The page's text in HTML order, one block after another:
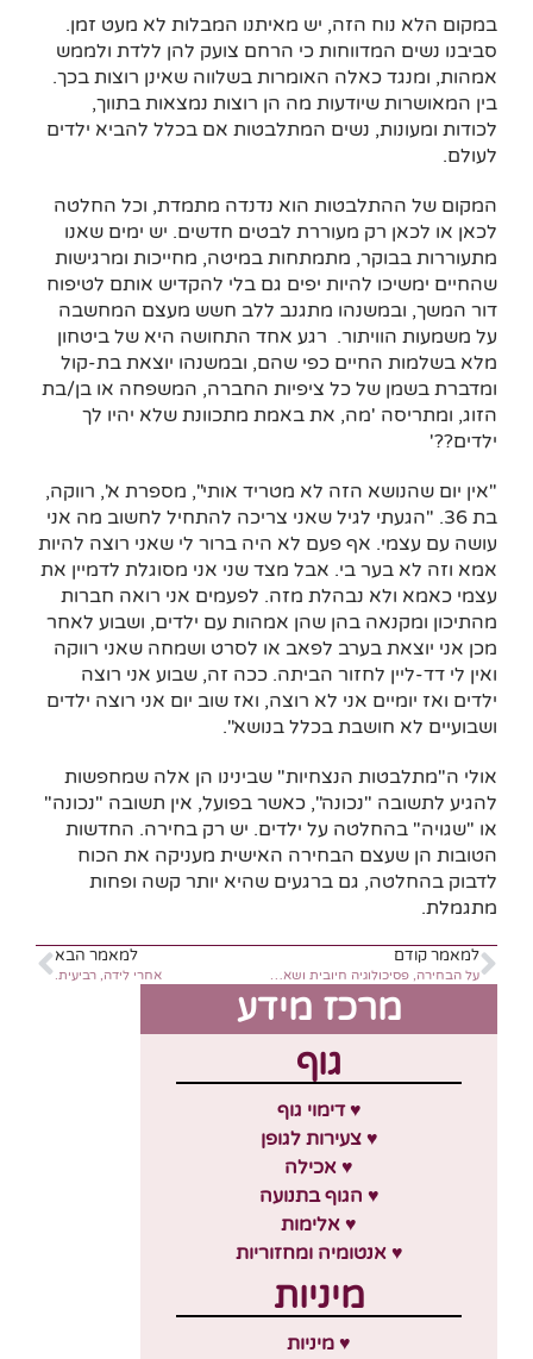
במקום הלא נוח הזה, יש מאיתנו המבלות לא מעט זמן.
סביבנו נשים המדווחות כי הרחם צועק להן ללדת ולממש
אמהות, ומנגד כאלה האומרות בשלווה שאינן רוצות בכך.
בין המאושרות שיודעות מה הן רוצות נמצאות בתווך,
לכודות ומעונות, נשים המתלבטות אם בכלל להביא ילדים
לעולם.
המקום של ההתלבטות הוא נדנדה מתמדת, וכל החלטה
לכאן או לכאן רק מעוררת לבטים חדשים. יש ימים שאנו
מתעוררות בבוקר, מתמתחות במיטה, מחייכות ומרגישות
שהחיים ימשיכו להיות יפים גם בלי להקדיש אותם לטיפוח
דור המשך, ובמשנהו מתגנב ללב חשש מעצם המחשבה
על משמעות הוויתור. רגע אחד התחושה היא של ביטחון
מלא בשלמות החיים כפי שהם, ובמשנהו יוצאת בת-קול
ומדברת בשמן של כל ציפיות החברה, המשפחה או בן/בת
הזוג, ומתריסה 'מה, את באמת מתכוונת שלא יהיו לך
ילדים??'
"אין יום שהנושא הזה לא מטריד אותי", מספרת א', רווקה,
בת 36. "הגעתי לגיל שאני צריכה להתחיל לחשוב מה אני
עושה עם עצמי. אף פעם לא היה ברור לי שאני רוצה להיות
אמא וזה לא בער בי. אבל מצד שני אני מסוגלת לדמיין את
עצמי כאמא ולא נבהלת מזה. לפעמים אני רואה חברות
מהתיכון ומקנאה בהן שהן אמהות עם ילדים, ושבוע לאחר
מכן אני יוצאת בערב לפאב או לסרט ושמחה שאני רווקה
ואין לי דד-ליין לחזור הביתה. ככה זה, שבוע אני רוצה
ילדים ואז יומיים אני לא רוצה, ואז שוב יום אני רוצה ילדים
ושבועיים לא חושבת בכלל בנושא".
אולי ה"מתלבטות הנצחיות" שבינינו הן אלה שמחפשות
להגיע לתשובה "נכונה", כאשר בפועל, אין תשובה "נכונה"
או "שגויה" בהחלטה על ילדים. יש רק בחירה. החדשות
הטובות הן שעצם הבחירה האישית מעניקה את הכוח
לדבוק בהחלטה, גם ברגעים שהיא יותר קשה ופחות
מתגמלת.
למאמר קודם
על הבחירה, פסיכולוגיה חיובית ושאלות חשובות
למאמר הבא
אחרי לידה, רביעית.
מרכז מידע
גוף
♥ דימוי גוף
♥ צעירות לגופן
♥ אכילה
♥ הגוף בתנועה
♥ אלימות
♥ אנטומיה ומחזוריות
מיניות
♥ מיניות